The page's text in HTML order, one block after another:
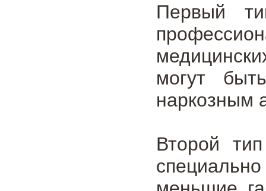
Первый
могут
наркозным
Второй